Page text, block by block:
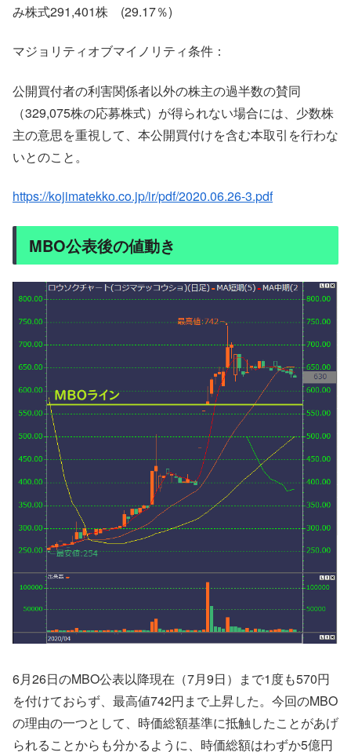
み株式291,401株 (29.17％)
マジョリティオブマイノリティ条件：
公開買付者の利害関係者以外の株主の過半数の賛同
（329,075株の応募株式）が得られない場合には、少数株
主の意思を重視して、本公開買付けを含む本取引を行わな
いとのこと。
https://kojimatekko.co.jp/ir/pdf/2020.06.26-3.pdf
MBO公表後の値動き
6月26日のMBO公表以降現在（7月9日）まで1度も570円
を付けておらず、最高値742円まで上昇した。今回のMBO
の理由の一つとして、時価総額基準に抵触したことがあげ
られることからも分かるように、時価総額はわずか5億円